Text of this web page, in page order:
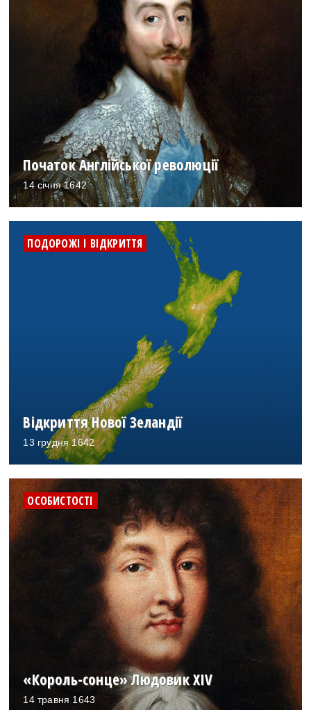
Початок Англійської революції
14 січня 1642
ПОДОРОЖІ І ВІДКРИТТЯ
Відкриття Нової Зеландії
13 грудня 1642
ОСОБИСТОСТІ
«Король-сонце» Людовик XIV
14 травня 1643